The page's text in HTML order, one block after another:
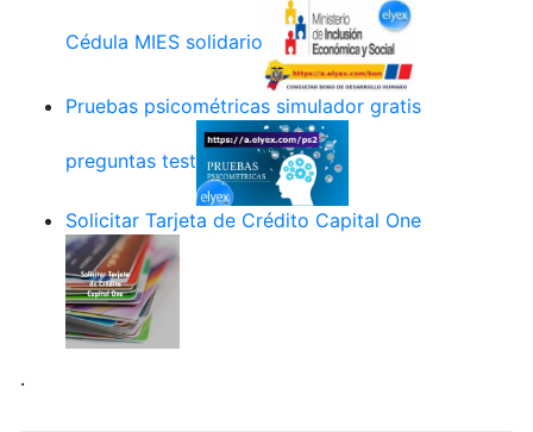
Cédula MIES solidario
Pruebas psicométricas simulador gratis
preguntas test
Solicitar Tarjeta de Crédito Capital One
.